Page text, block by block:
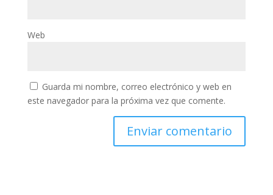
Web
Guarda mi nombre, correo electrónico y web en
este navegador para la próxima vez que comente.